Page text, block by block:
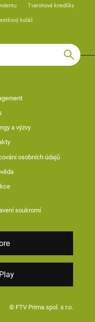
Tvarohové knedlíky
koláč
a výzvy
osobních údajů
soukromí
© FTV Prima spol. s r.o.